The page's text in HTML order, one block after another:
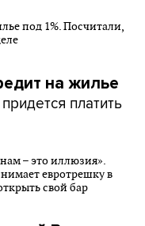
на жилье
платить